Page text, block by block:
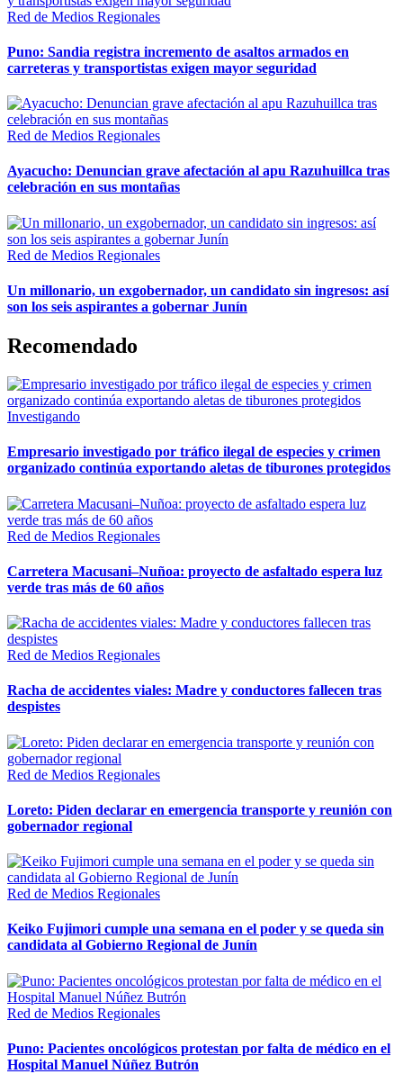
Red de Medios Regionales
Puno: Sandia registra incremento de asaltos armados en
carreteras y transportistas exigen mayor seguridad
Red de Medios Regionales
Ayacucho: Denuncian grave afectación al apu Razuhuillca tras
celebración en sus montañas
Red de Medios Regionales
Un millonario, un exgobernador, un candidato sin ingresos: así
son los seis aspirantes a gobernar Junín
Recomendado
Investigando
Empresario investigado por tráfico ilegal de especies y crimen
organizado continúa exportando aletas de tiburones protegidos
Red de Medios Regionales
Carretera Macusani–Nuñoa: proyecto de asfaltado espera luz
verde tras más de 60 años
Red de Medios Regionales
Racha de accidentes viales: Madre y conductores fallecen tras
despistes
Red de Medios Regionales
Loreto: Piden declarar en emergencia transporte y reunión con
gobernador regional
Red de Medios Regionales
Keiko Fujimori cumple una semana en el poder y se queda sin
candidata al Gobierno Regional de Junín
Red de Medios Regionales
Puno: Pacientes oncológicos protestan por falta de médico en el
Hospital Manuel Núñez Butrón